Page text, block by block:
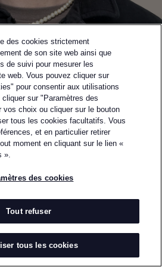
Retourner à la page précédente
2024
créateur gallois basé à
collections à partir de
des cookies strictement
de son site web ainsi que
de suivi pour mesurer les
web. Vous pouvez cliquer sur
pour consentir aux utilisations
sur "Paramètres des
vos choix ou cliquer sur le bouton
tous les cookies facultatifs. Vous
et en particulier retirer
moment en cliquant sur le lien «
».
des cookies
Tout refuser
tous les cookies